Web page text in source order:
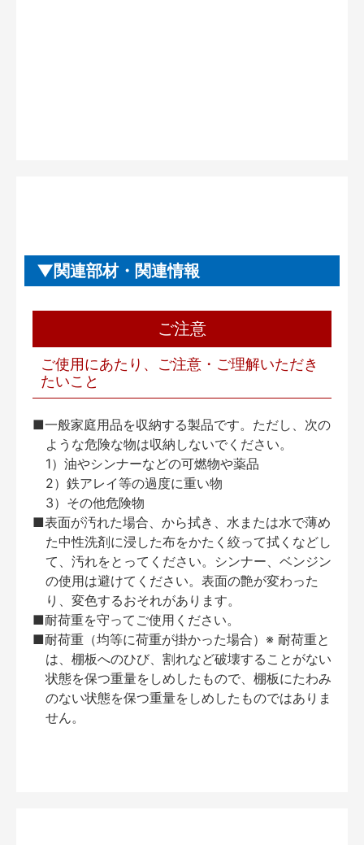
関連部材・関連情報
ご注意
ご使用にあたり、ご注意・ご理解いただき
たいこと
■一般家庭用品を収納する製品です。ただし、次の
ような危険な物は収納しないでください。
1）油やシンナーなどの可燃物や薬品
2）鉄アレイ等の過度に重い物
3）その他危険物
■表面が汚れた場合、から拭き、水または水で薄め
た中性洗剤に浸した布をかたく絞って拭くなどし
て、汚れをとってください。シンナー、ベンジン
の使用は避けてください。表面の艶が変わった
り、変色するおそれがあります。
■耐荷重を守ってご使用ください。
■耐荷重（均等に荷重が掛かった場合）※ 耐荷重と
は、棚板へのひび、割れなど破壊することがない
状態を保つ重量をしめしたもので、棚板にたわみ
のない状態を保つ重量をしめしたものではありま
せん。